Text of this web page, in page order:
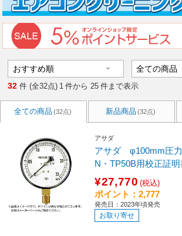
32 件 (全32点) 1 件から 25 件まで表示
全ての商品 (32点) 新品商品 (32点)
アサダ
アサダ φ100mm圧
N・TP50B用校正証
¥27,770 (税込)
ポイント：2,777
発売日：2023年頃発売
お取り寄せ